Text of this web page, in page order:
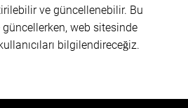
ve güncellenebilir. Bu
web sitesinde
bilgilendireceğiz.